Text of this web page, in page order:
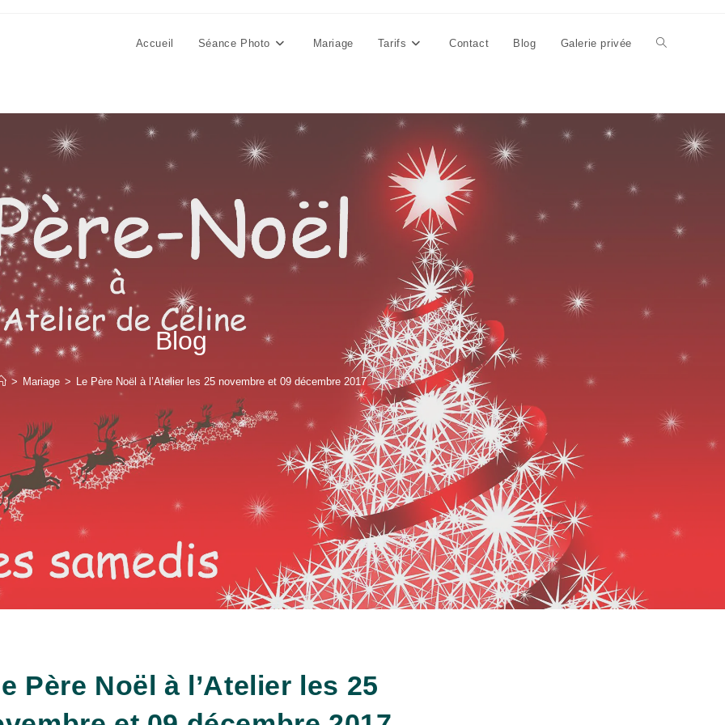
Accueil Séance Photo Mariage Tarifs Contact Blog Galerie privée Toggle
Blog
> Mariage > Le Père Noël à l’Atelier les 25 novembre et 09 décembre 2017
Père Noël à l’Atelier les 25